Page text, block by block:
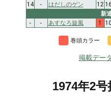
14
- はだしのゲン 12 16
新
-
- あすなろ旋風 1 10
巻頭カラー
掲載デー
1974年2